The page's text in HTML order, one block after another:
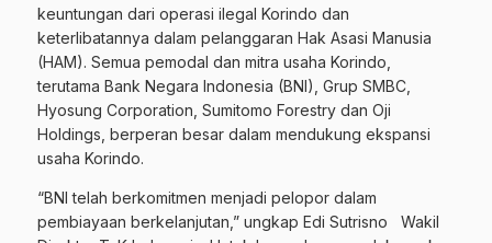
keuntungan dari operasi ilegal Korindo dan
keterlibatannya dalam pelanggaran Hak Asasi Manusia
(HAM). Semua pemodal dan mitra usaha Korindo,
terutama Bank Negara Indonesia (BNI), Grup SMBC,
Hyosung Corporation, Sumitomo Forestry dan Oji
Holdings, berperan besar dalam mendukung ekspansi
usaha Korindo.
“BNI telah berkomitmen menjadi pelopor dalam
pembiayaan berkelanjutan,” ungkap Edi Sutrisno Wakil